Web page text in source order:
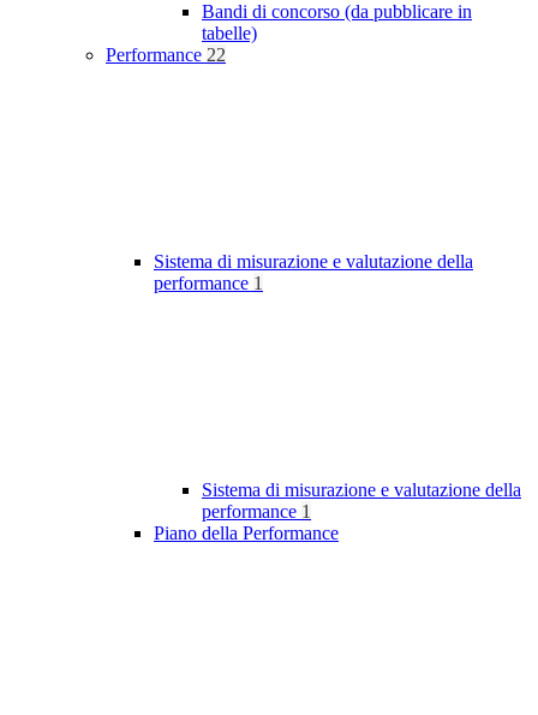
Bandi di concorso (da pubblicare in
tabelle)
Performance 22
Sistema di misurazione e valutazione della
performance 1
Sistema di misurazione e valutazione della
performance 1
Piano della Performance